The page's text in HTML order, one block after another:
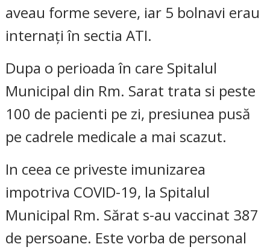
aveau forme severe, iar 5 bolnavi erau
internați în sectia ATI.
Dupa o perioada în care Spitalul
Municipal din Rm. Sarat trata si peste
100 de pacienti pe zi, presiunea pusă
pe cadrele medicale a mai scazut.
In ceea ce priveste imunizarea
impotriva COVID-19, la Spitalul
Municipal Rm. Sărat s-au vaccinat 387
de persoane. Este vorba de personal